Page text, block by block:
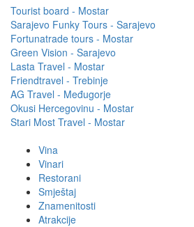
Tourist board - Mostar
Sarajevo Funky Tours - Sarajevo
Fortunatrade tours - Mostar
Green Vision - Sarajevo
Lasta Travel - Mostar
Friendtravel - Trebinje
AG Travel - Međugorje
Okusi Hercegovinu - Mostar
Stari Most Travel - Mostar
Vina
Vinari
Restorani
Smještaj
Znamenitosti
Atrakcije